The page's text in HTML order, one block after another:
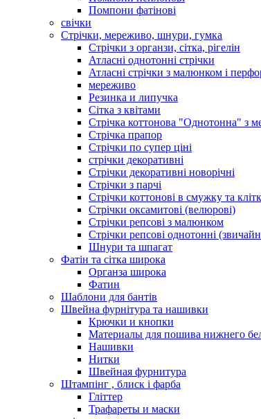
Помпони фатінові
свічки
Стрічки, мереживо, шнури, гумка
Стрічки з органзи, сітка, рігелін
Атласні однотонні стрічки
Атласні стрічки з малюнком і
мереживо
Резинка и липучка
Сітка з квітами
Стрічка коттонова "Однотонна" з
Стрічка прапор
Стрічки по супер ціні
стрічки декоративні
Стрічки декоративні новорічні
Стрічки з парчі
Стрічки коттонові в смужку та
Стрічки оксамитові (велюрові)
Стрічки репсові з малюнком
Стрічки репсові однотонні
Шнури та шпагат
Фатін та сітка широка
Органза широка
Фатин
Шаблони для бантів
Швейна фурнітура та нашивки
Крючки и кнопки
Материалы для пошива нижнего
Нашивки
Нитки
Швейная фурнитура
Штампінг , блиск і фарба
Гліттер
Трафареты и маски